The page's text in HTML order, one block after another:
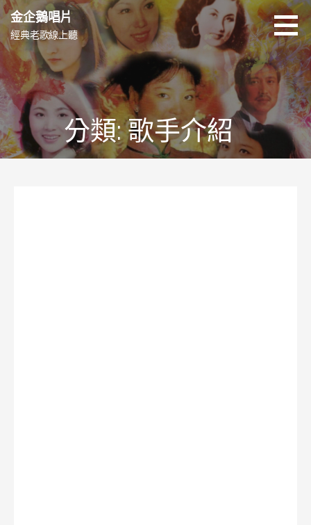
跳
至
主
內
容
金企鵝唱片
經典老歌線上聽
分類: 歌手介紹